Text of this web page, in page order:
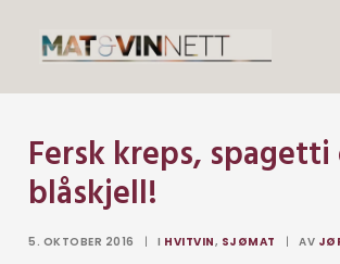
Mat
Drikke
Fersk kreps, spagetti
blåskjell!
5. OKTOBER 2016 | I HVITVIN, SJØMAT | AV